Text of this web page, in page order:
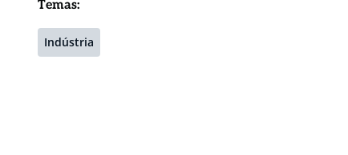
Temas:
Indústria